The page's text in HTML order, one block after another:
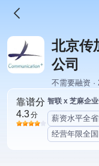
北京传
公司
不需要融资 ·
靠谱分
4.3分
智联 x 芝麻企
薪资水平全
经营年限全